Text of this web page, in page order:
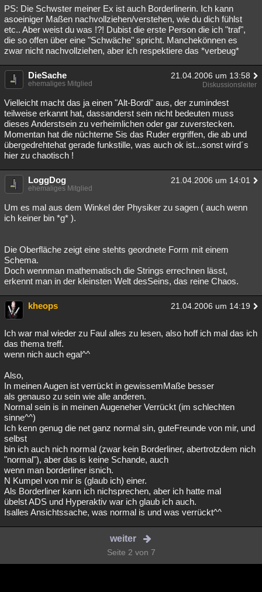
PS: Die Schwster meiner Ex ist auch Borderlinerin. Ich kann
asoeiniger Maßen nachvollziehen/verstehen, wie du dich fühlst
etc.. Aber weist du was !?! Dubist die erste Person die ich "traf",
die so offen über eine "Schwäche" spricht. Manchekönnen es
zwar nicht nachvollziehen, aber ich respektiere das *verbeug*
DieSache 21.04.2006 um 13:58
ehemaliges Mitglied Diskussionsleiter
Vielleicht macht das ja einen "Alt-Bordi" aus, der zumindest
teilweise erkannt hat, dassanderst sein nicht bedeuten muss
dieses Anderstsein zu verheimlichen oder gar zuverstecken.
Momentan hat die nüchterne Sis das Ruder ergriffen, die ab und
übergedrehtehat gerade funkstille, was auch ok ist...sonst wird´s
hier zu chaotisch !
LoggDog 21.04.2006 um 14:01
ehemaliges Mitglied
Um es mal aus dem Winkel der Physiker zu sagen ( auch wenn
ich keiner bin *g* ).
Die Oberfläche zeigt eine stehts geordnete Form mit einem
Schema.
Doch wennman mathematisch die Strings errechnen lässt,
erkennt man in der kleinsten Welt desSeins, das reine Chaos.
kheops 21.04.2006 um 14:19
Ich war mal wieder zu Faul alles zu lesen, also hoff ich mal das ich
das thema treff.
wenn nich auch egal^^
Also,
In meinen Augen ist verrückt in gewissemMaße besser
als genauso zu sein wie alle anderen.
Normal sein is in meinen Augeneher Verrückt (im schlechten
sinne^^)
Ich kenn genug die net ganz normal sin, guteFreunde von mir, und
selbst
bin ich auch nich normal (zwar kein Borderliner, abertrotzdem nich
"normal"), aber das is keine Schande, auch
wenn man borderliner isnich.
N Kumpel von mir is (glaub ich) einer.
Als Borderliner kann ich nichsprechen, aber ich hatte mal
übelst ADS und Hyperaktiv war ich glaub ich auch.
Isalles Ansichtssache, was normal is und was verrückt^^
weiter
Seite 2 von 7